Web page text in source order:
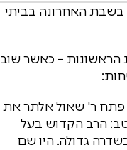
האחרונה בביתי
הראשונות – כאשר שוב
פתח ר' שאול אלתר את
הרב הקדוש בעל
גדולה. היו שם